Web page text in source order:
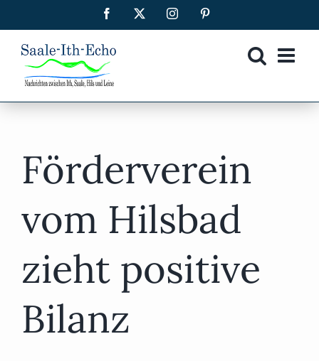
Inhalt
springen
Facebook Instagram
Förderverein
vom Hilsbad
zieht positive
Bilanz